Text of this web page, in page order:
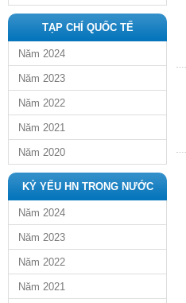
TẠP CHÍ QUỐC TẾ
Năm 2024
Năm 2023
Năm 2022
Năm 2021
Năm 2020
KỶ YẾU HN TRONG NƯỚC
Năm 2024
Năm 2023
Năm 2022
Năm 2021